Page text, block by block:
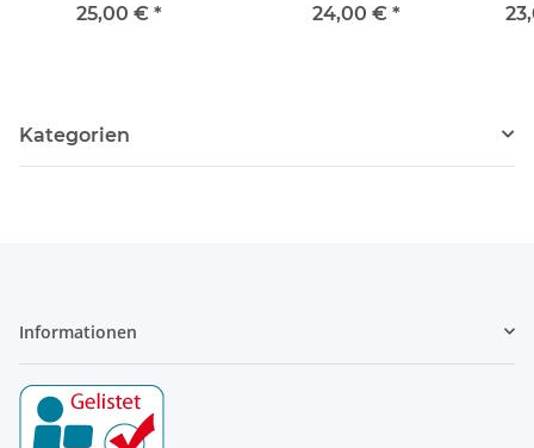
25,00 € *
24,00 € *
Kategorien
Informationen